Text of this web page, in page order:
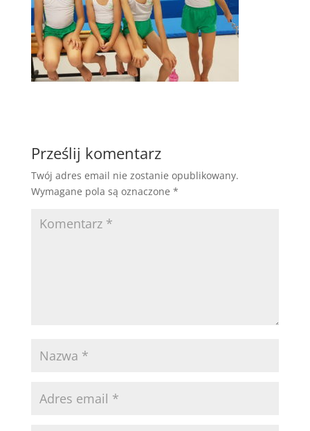
Prześlij komentarz
Twój adres email nie zostanie opublikowany.
Wymagane pola są oznaczone *